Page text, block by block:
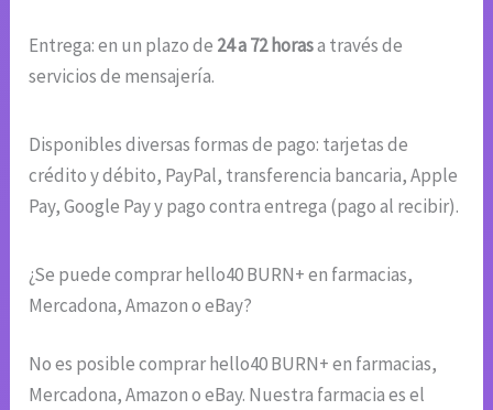
Entrega: en un plazo de 24 a 72 horasa través de
servicios de mensajería.
Disponibles diversas formas de pago: tarjetas de
crédito y débito, PayPal, transferencia bancaria, Apple
Pay, Google Pay y pago contra entrega (pago al recibir).
¿Se puede comprar hello40 BURN+ en farmacias,
Mercadona, Amazon o eBay?
No es posible comprar hello40 BURN+ en farmacias,
Mercadona, Amazon o eBay. Nuestra farmacia es el